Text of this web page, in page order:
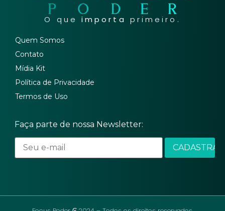
O que importa primeiro.
Quem Somos
Contato
Mídia Kit
Política de Privacidade
Termos de Uso
Faça parte de nossa Newsletter: